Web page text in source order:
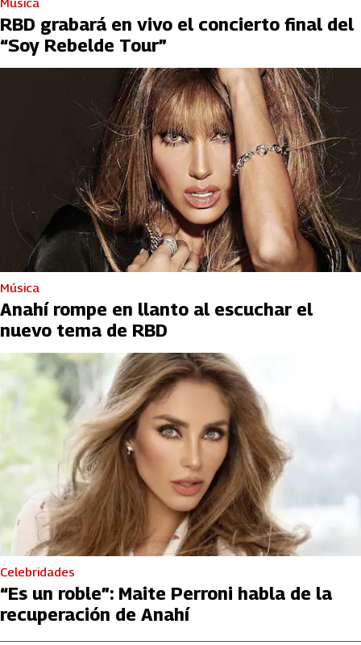
RBD grabará en vivo el concierto final del
“Soy Rebelde Tour”
Música
Anahí rompe en llanto al escuchar el
nuevo tema de RBD
Celebridades
“Es un roble”: Maite Perroni habla de la
recuperación de Anahí